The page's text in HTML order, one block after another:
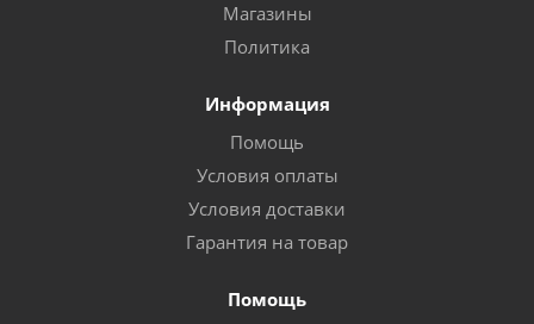
Магазины
Политика
Информация
Помощь
Условия оплаты
Условия доставки
Гарантия на товар
Помощь